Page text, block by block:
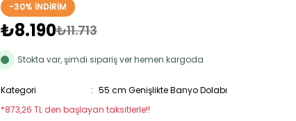
-30% İNDİRİM
₺8.190₺11.713
Stokta var, şimdi sipariş ver hemen kargoda
Kategori
55 cm Genişlikte Banyo Dolabı
*873,26 TL den başlayan taksitlerle!!